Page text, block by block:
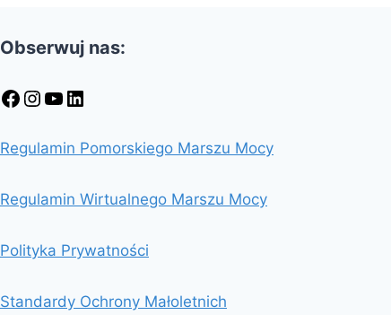
Obserwuj nas:
Facebook
Instagram
YouTube
LinkedIn
Regulamin Pomorskiego Marszu Mocy
Regulamin Wirtualnego Marszu Mocy
Polityka Prywatności
Standardy Ochrony Małoletnich